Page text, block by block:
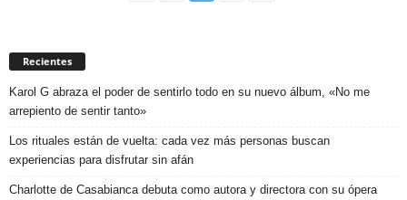
Recientes
Karol G abraza el poder de sentirlo todo en su nuevo álbum, «No me
arrepiento de sentir tanto»
Los rituales están de vuelta: cada vez más personas buscan
experiencias para disfrutar sin afán
Charlotte de Casabianca debuta como autora y directora con su ópera